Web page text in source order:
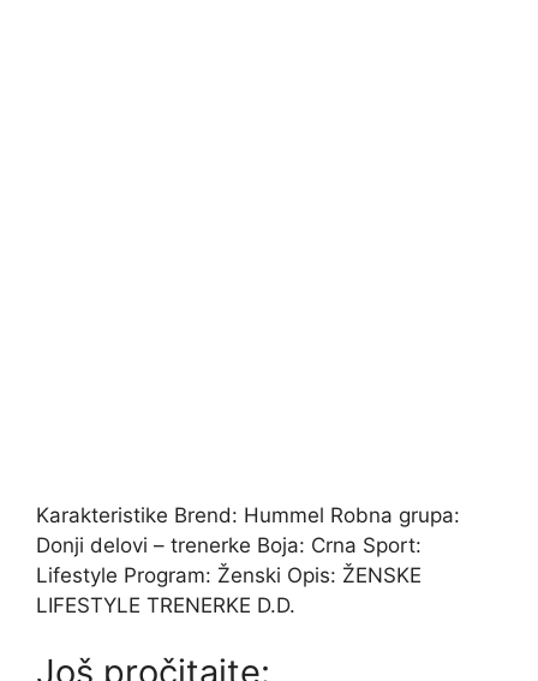
Karakteristike Brend: Hummel Robna grupa:
Donji delovi – trenerke Boja: Crna Sport:
Lifestyle Program: Ženski Opis: ŽENSKE
LIFESTYLE TRENERKE D.D.
Još pročitajte: